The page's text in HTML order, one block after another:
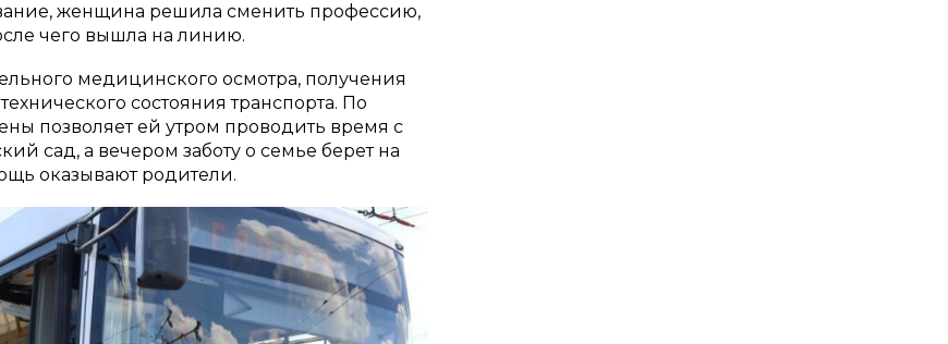
женщина решила сменить профессию,
чего вышла на линию.
медицинского осмотра, получения
состояния транспорта. По
позволяет ей утром проводить время с
сад, а вечером заботу о семье берет на
оказывают родители.